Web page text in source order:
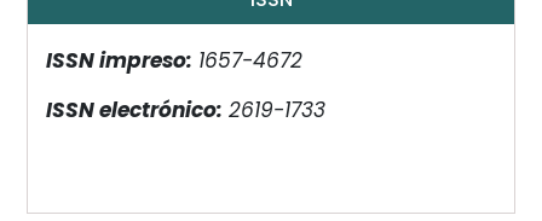
ISSN impreso: 1657-4672
ISSN electrónico: 2619-1733